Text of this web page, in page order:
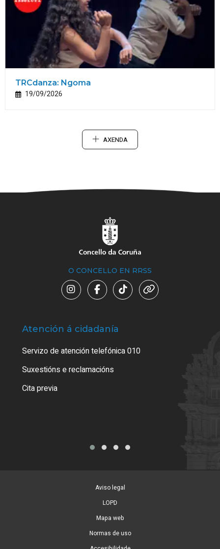
TRCdanza: Ngoma
19/09/2026
AXENDA
O CONCELLO EN RRSS
Atención á cidadanía
Servizo de atención telefónica 010
Suxestións e reclamacións
Cita previa
Aviso legal
LOPD
Mapa web
Normas de uso